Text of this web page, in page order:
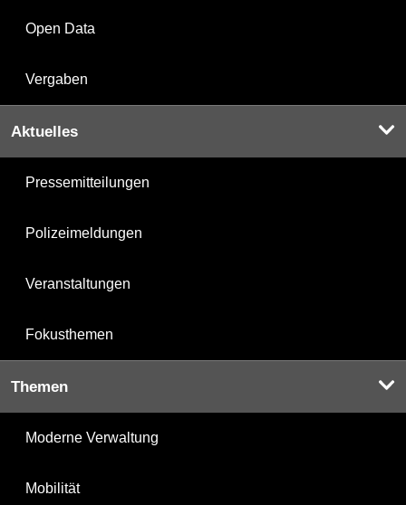
Open Data
Vergaben
Aktuelles
Pressemitteilungen
Polizeimeldungen
Veranstaltungen
Fokusthemen
Themen
Moderne Verwaltung
Mobilität